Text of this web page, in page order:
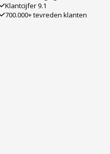
Klantcijfer 9.1
700.000+ tevreden klanten